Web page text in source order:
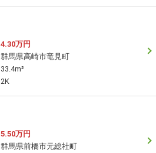
4.30万円
群馬県高崎市竜見町
33.4m²
2K
5.50万円
群馬県前橋市元総社町